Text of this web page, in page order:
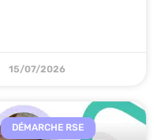
15/07/2026
DÉMARCHE RSE